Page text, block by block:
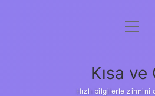
Anasayfa
Yasal Uyarı
menüyü
Kısa ve
Hızlı bilgilerle zihnini